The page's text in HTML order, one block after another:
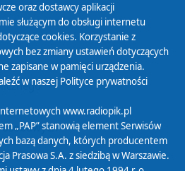
osobowych
oraz dostawcy aplikacji
służącym do obsługi internetu
cookies. Korzystanie z
bez zmiany ustawień dotyczących
zapisane w pamięci urządzenia.
w naszej Polityce prywatności
www.radiopik.pl
„PAP” stanowią element Serwisów
bazą danych, których producentem
Prasowa S.A. z siedzibą w Warszawie.